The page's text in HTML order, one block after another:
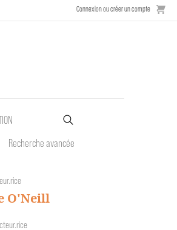
Connexion ou créer un compte
Recherche avancée
O'Neill